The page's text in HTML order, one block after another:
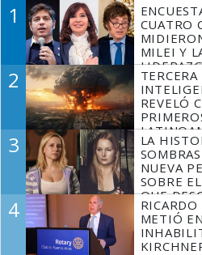
1
CUATRO
MILEI Y
2
REVELÓ
3
LA
NUEVA
SOBRE
QUE
MARIDO
4
METIÓ